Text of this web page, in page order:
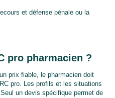
et défense pénale ou la
pro pharmacien ?
prix fiable, le pharmacien doit
pro. Les profils et les situations
un devis spécifique permet de